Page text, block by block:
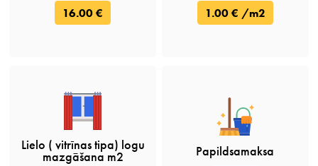
16.00 € 1.00 € /m2
Lielo ( vitrīnas tipa) logu
mazgāšana m2 Papildsamaksa